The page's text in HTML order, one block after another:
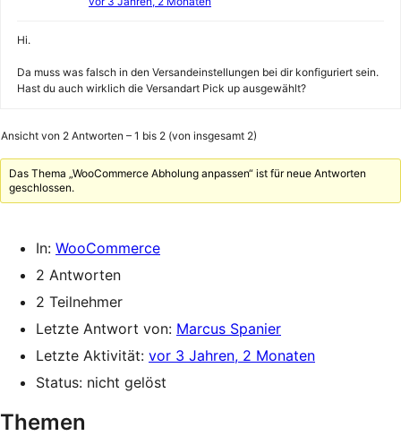
Hi.
Da muss was falsch in den Versandeinstellungen bei dir konfiguriert sein.
Hast du auch wirklich die Versandart Pick up ausgewählt?
Ansicht von 2 Antworten – 1 bis 2 (von insgesamt 2)
Das Thema „WooCommerce Abholung anpassen“ ist für neue Antworten
geschlossen.
In: WooCommerce
2 Antworten
2 Teilnehmer
Letzte Antwort von: Marcus Spanier
Letzte Aktivität: vor 3 Jahren, 2 Monaten
Status: nicht gelöst
Themen